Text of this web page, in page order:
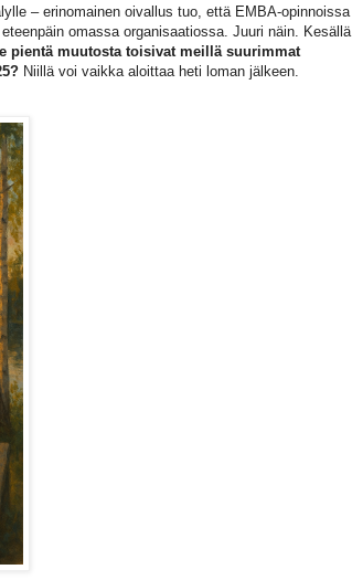
– erinomainen oivallus tuo, että EMBA-opinnoissa
omassa organisaatiossa. Juuri näin. Kesällä
pientä muutosta toisivat meillä suurimmat
Niillä voi vaikka aloittaa heti loman jälkeen.